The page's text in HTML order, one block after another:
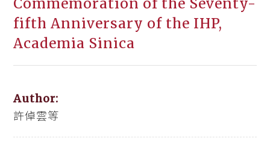
fifth Anniversary of the IHP,
Academia Sinica
Author:
許倬雲等